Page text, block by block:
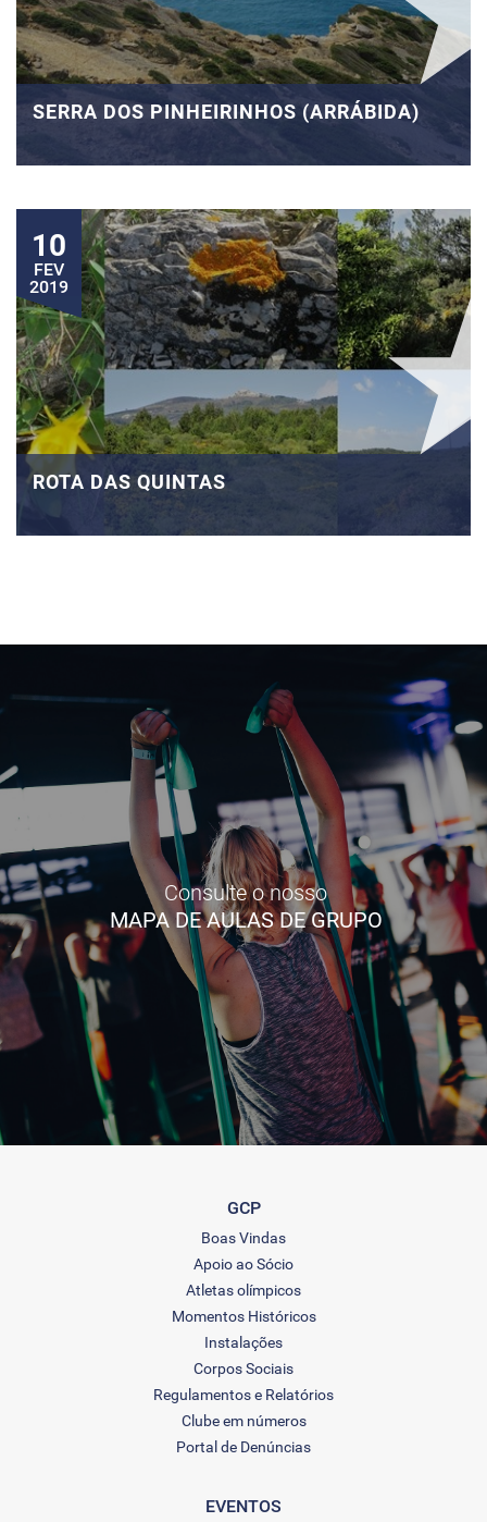
SERRA DOS PINHEIRINHOS (ARRÁBIDA)
10
FEV
2019
ROTA DAS QUINTAS
Consulte o nosso
MAPA DE AULAS DE GRUPO
GCP
Boas Vindas
Apoio ao Sócio
Atletas olímpicos
Momentos Históricos
Instalações
Corpos Sociais
Regulamentos e Relatórios
Clube em números
Portal de Denúncias
EVENTOS